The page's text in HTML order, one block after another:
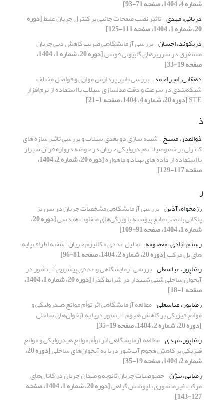
شماره 4، 1404، صفحه 71-93]
دریائی، مهدی تاثیر نصب صفحات جانبی بر کنترل جریان غلیظ[دوره
20، شماره 1، 1404، صفحه 111-125]
دریکوند، احسان بررسی آزمایشگاهی ضریب کاهش دبی جریان
مستغرق در سرریزهای گابیونی قوسی [دوره 20، شماره 1، 1404،
صفحه 19-33]
دهقانی، امیر احمد بررسی تاثیر پردازش موازی و فواصل مختلف
شبکه‌بندی در سرعت و دقت مدلسازی سیلاب با استفاده از نرم‌افزار
STE[دوره 20، شماره 4، 1404، صفحه 1-21]
ذ
ذوالقدر، مسیح شبیه سازی دو بعدی سیلاب و بررسی تاثیر سازه های
کنترلی بر خصوصیات هیدرولیکی جریان در حوضه دروازه قرآن شیراز
با استفاده از داده های پهپاد و ماهواره [دوره 20، شماره 2، 1404،
صفحه 117-129]
ر
رزمخواه، آذین بررسی آزمایشگاهی مشخصات جریان در سرریز
پلکانی با نصب مانع پیوسته با ویژگی‌های متفاوت هندسی [دوره 20،
شماره 1، 1404، صفحه 91-109]
رستم آبادی، معصومه تحلیل عددی مکانیزم جریان آشفته اطراف پایه
های پل مرکب[دوره 20، شماره 2، 1404، صفحه 81-96]
رضاپور، عباسعلی بررسی آزمایشگاهی و عددی پیشروی آب شور در
آبخوان ساحلی شنی شیبدار در شرایط گذرا [دوره 20، شماره 1، 1404،
صفحه 1-18]
رضاپور، عباسعلی مطالعه آزمایشگاهی اثر توأم موانع هیدرولیکی و
موانع فیزیکی بر کاهش هجوم آب‌شور دریا به آبخوان‌های ساحلی
[دوره 20، شماره 2، 1404، صفحه 19-35]
رضاپور، مهدی مطالعه آزمایشگاهی اثر توأم موانع هیدرولیکی و موانع
فیزیکی بر کاهش هجوم آب‌شور دریا به آبخوان‌های ساحلی [دوره 20،
شماره 2، 1404، صفحه 19-35]
رضایی، بیژن خصوصیات جریان ثانویه و میدان جریان در کانال‌های
مرکب غیرمنشوری با پوشش گیاهی [دوره 20، شماره 1، 1404، صفحه
127-143]